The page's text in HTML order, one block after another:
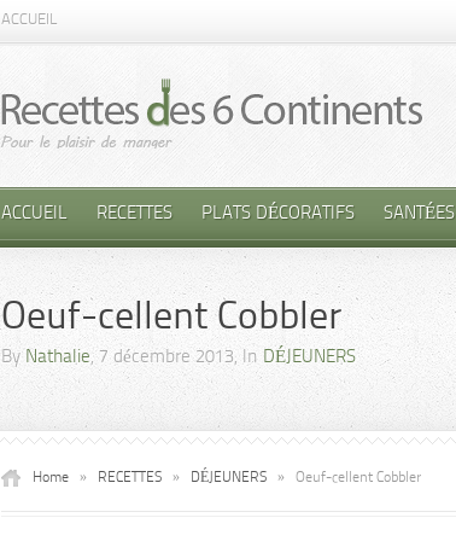
ACCUEIL
ACCUEIL RECETTES PLATS DÉCORATIFS SANTÉES
Oeuf-cellent Cobbler
By Nathalie, 7 décembre 2013, In DÉJEUNERS
Home » RECETTES » DÉJEUNERS » Oeuf-cellent Cobbler